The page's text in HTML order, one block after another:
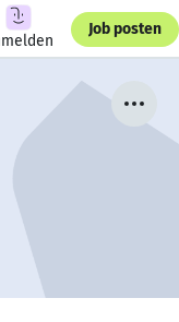
Job posten